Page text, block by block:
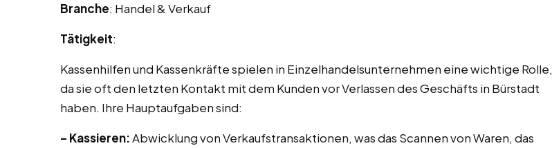
Branche: Handel & Verkauf
Tätigkeit:
Kassenhilfen und Kassenkräfte spielen in Einzelhandelsunternehmen eine wichtige Rolle,
da sie oft den letzten Kontakt mit dem Kunden vor Verlassen des Geschäfts in Bürstadt
haben. Ihre Hauptaufgaben sind:
– Kassieren:Abwicklung von Verkaufstransaktionen, was das Scannen von Waren, das